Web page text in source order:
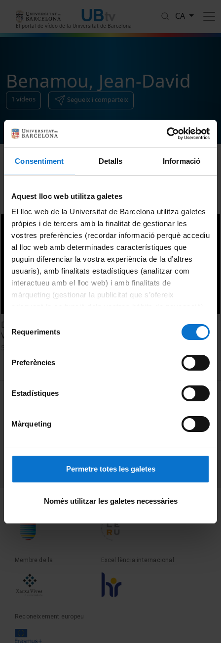
Consentiment Detalls Informació
Aquest lloc web utilitza galetes
El lloc web de la Universitat de Barcelona utilitza galetes
pròpies i de tercers amb la finalitat de gestionar les
vostres preferències (recordar informació perquè accediu
al lloc web amb determinades característiques que
puguin diferenciar la vostra experiència de la d’altres
usuaris), amb finalitats estadístiques (analitzar com
interactueu amb el lloc web) i amb finalitats de
màrqueting (gestionar la publicitat que s’ofereix
consultar laPolítica de galetes del lloc web de la
Selecció
Requeriments
Preferències
Estadístiques
Màrqueting
Permetre totes les galetes
Només utilitzar les galetes necessàries
El portal de vídeo de la Universitat de Barcelona
CA
Benamou, Jean-David
1 vídeos Segueix i comparteix
Ordenar
Dynamic Formulation of Optimal Transportation and
Variational Relaxation of Euler Equations
MENÚ PEU 1
Privadesa i termes
Sobre UBtv
Fundadora de la Membre de la
Membre de la Excel·lència internacional
Reconeixement europeu